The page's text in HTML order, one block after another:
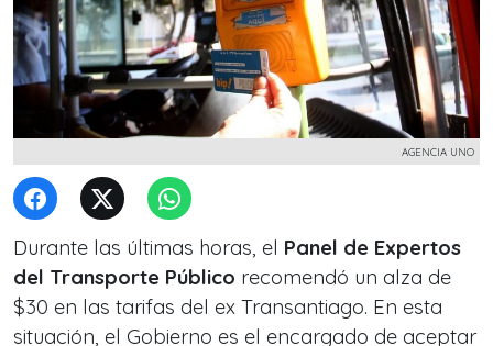
AGENCIA UNO
Durante las últimas horas, el Panel de Expertos
del Transporte Público recomendó un alza de
$30 en las tarifas del ex Transantiago. En esta
situación, el Gobierno es el encargado de aceptar